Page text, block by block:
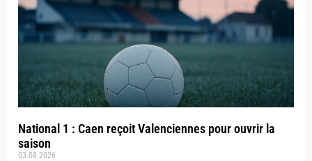
National 1 : Caen reçoit Valenciennes pour ouvrir la
saison
03.08.2026